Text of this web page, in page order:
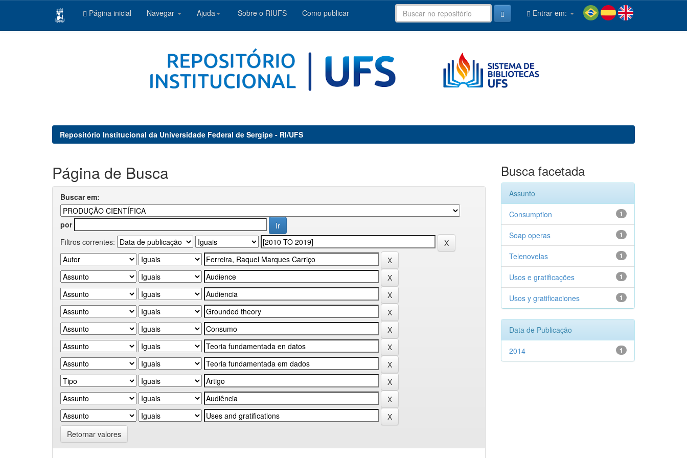
Página inicial Navegar Ajuda Sobre o RIUFS Como publicar Entrar em:
Repositório Institucional da Universidade Federal de Sergipe - RI/UFS
Página de Busca
Buscar em:
por
Filtros correntes:
Retornar valores
Busca facetada
Assunto
1
Consumption
1
Soap operas
1
Telenovelas
1
Usos e gratificações
1
Usos y gratificaciones
Data de Publicação
1
2014